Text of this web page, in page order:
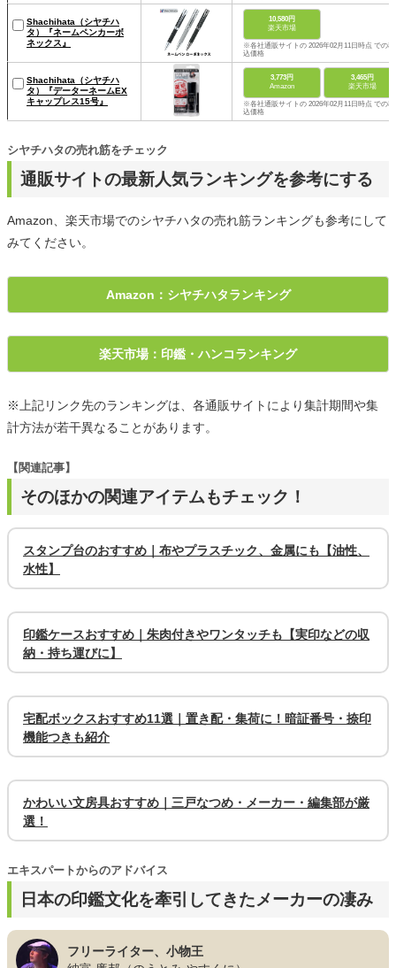
Shachihata（シヤチハ
タ）『ネームペンカーボ
ネックス』
10,580円
楽天市場
※各社通販サイトの 2026年02月11日時点 での税
込価格
Shachihata（シヤチハ
タ）『データーネームEX
キャップレス15号』
3,773円
Amazon
3,465円
楽天市場
※各社通販サイトの 2026年02月11日時点 での税
込価格
通販サイトの最新人気ランキングを参考にする
シヤチハタの売れ筋をチェック
Amazon、楽天市場でのシヤチハタの売れ筋ランキングも参考にして
みてください。
Amazon：シヤチハタランキング
楽天市場：印鑑・ハンコランキング
※上記リンク先のランキングは、各通販サイトにより集計期間や集
計方法が若干異なることがあります。
そのほかの関連アイテムもチェック！
【関連記事】
スタンプ台のおすすめ｜布やプラスチック、金属にも【油性、
水性】
印鑑ケースおすすめ｜朱肉付きやワンタッチも【実印などの収
納・持ち運びに】
宅配ボックスおすすめ11選｜置き配・集荷に！暗証番号・捺印
機能つきも紹介
かわいい文房具おすすめ｜三戸なつめ・メーカー・編集部が厳
選！
日本の印鑑文化を牽引してきたメーカーの凄み
エキスパートからのアドバイス
フリーライター、小物王